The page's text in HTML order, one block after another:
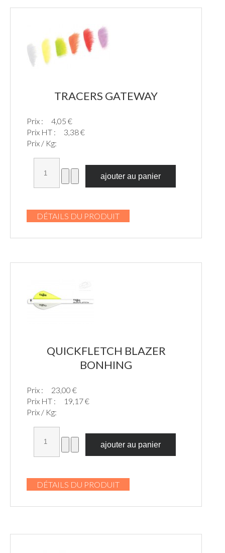
TRACERS GATEWAY
Prix :
4,05 €
Prix HT :
3,38 €
Prix / Kg:
DÉTAILS DU PRODUIT
QUICKFLETCH BLAZER
BONHING
Prix :
23,00 €
Prix HT :
19,17 €
Prix / Kg:
DÉTAILS DU PRODUIT